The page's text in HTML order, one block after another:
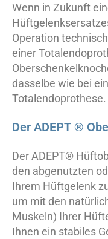
Wenn in Zukunft
Operation
einer
dasselbe wie bei
Totalendoprothese.
Der ADEPT ®
Der ADEPT®
den abgenutzten
Ihrem Hüftgelenk
um mit den
Muskeln) Ihrer
Ihnen ein stabiles